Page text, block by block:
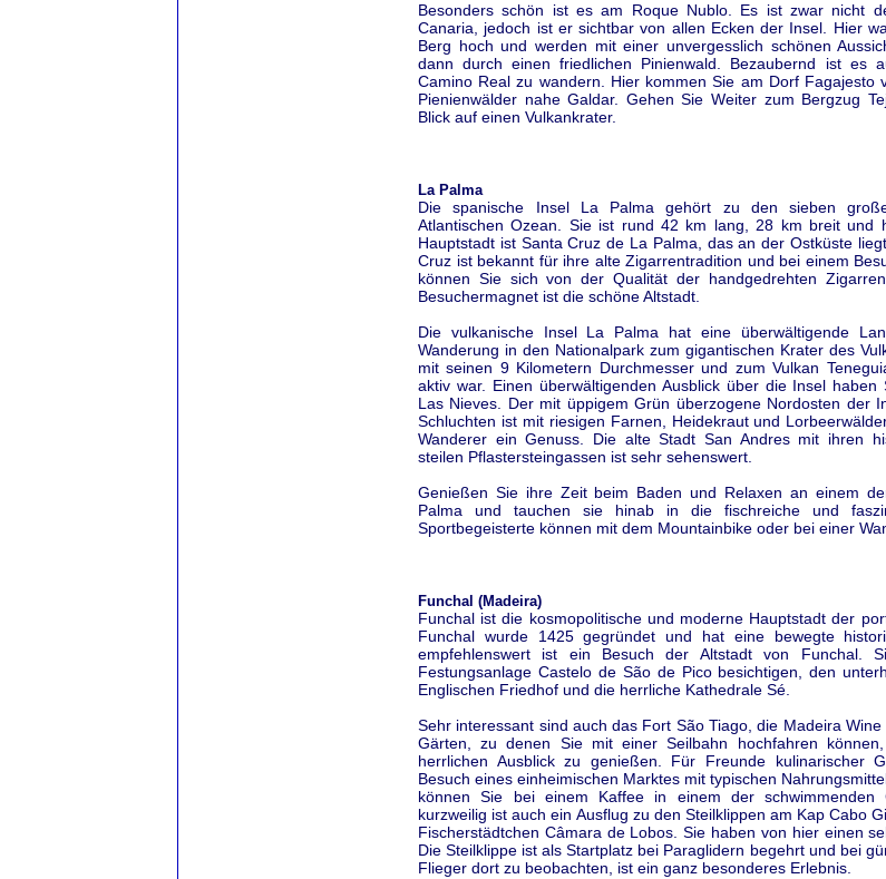
Besonders schön ist es am Roque Nublo. Es ist zwar nicht
Canaria, jedoch ist er sichtbar von allen Ecken der Insel. Hier
Berg hoch und werden mit einer unvergesslich schönen
dann durch einen friedlichen Pinienwald. Bezaubernd ist es
Camino Real zu wandern. Hier kommen Sie am Dorf Fagajesto
Pienienwälder nahe Galdar. Gehen Sie Weiter zum Bergzug
Blick auf einen Vulkankrater.
La Palma
Die spanische Insel La Palma gehört zu den sieben
Atlantischen Ozean. Sie ist rund 42 km lang, 28 km breit und
Hauptstadt ist Santa Cruz de La Palma, das an der Ostküste
Cruz ist bekannt für ihre alte Zigarrentradition und bei einem
können Sie sich von der Qualität der handgedrehten
Besuchermagnet ist die schöne Altstadt.
Die vulkanische Insel La Palma hat eine überwältigende
Wanderung in den Nationalpark zum gigantischen Krater des
mit seinen 9 Kilometern Durchmesser und zum Vulkan
aktiv war. Einen überwältigenden Ausblick über die Insel
Las Nieves. Der mit üppigem Grün überzogene Nordosten der
Schluchten ist mit riesigen Farnen, Heidekraut und
Wanderer ein Genuss. Die alte Stadt San Andres mit ihren
steilen Pflastersteingassen ist sehr sehenswert.
Genießen Sie ihre Zeit beim Baden und Relaxen an einem
Palma und tauchen sie hinab in die fischreiche und
Sportbegeisterte können mit dem Mountainbike oder bei einer
Funchal (Madeira)
Funchal ist die kosmopolitische und moderne Hauptstadt der
Funchal wurde 1425 gegründet und hat eine bewegte
empfehlenswert ist ein Besuch der Altstadt von Funchal.
Festungsanlage Castelo de São de Pico besichtigen, den
Englischen Friedhof und die herrliche Kathedrale Sé.
Sehr interessant sind auch das Fort São Tiago, die Madeira
Gärten, zu denen Sie mit einer Seilbahn hochfahren
herrlichen Ausblick zu genießen. Für Freunde kulinarischer
Besuch eines einheimischen Marktes mit typischen
können Sie bei einem Kaffee in einem der schwimmenden
kurzweilig ist auch ein Ausflug zu den Steilklippen am Kap Cabo
Fischerstädtchen Câmara de Lobos. Sie haben von hier einen
Die Steilklippe ist als Startplatz bei Paraglidern begehrt und bei
Flieger dort zu beobachten, ist ein ganz besonderes Erlebnis.